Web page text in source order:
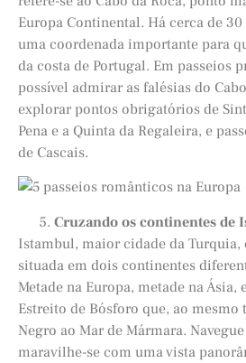
Europa Continental. Há cerca de
uma coordenada importante para
da costa de Portugal. Em passeios
possível admirar as falésias do
explorar pontos obrigatórios de
Pena e a Quinta da Regaleira, e
de Cascais.
Cruzando os continentes de
Istambul, maior cidade da Turquia,
situada em dois continentes
Metade na Europa, metade na
Estreito de Bósforo que, ao mesmo
Negro ao Mar de Mármara.
maravilhe-se com uma vista